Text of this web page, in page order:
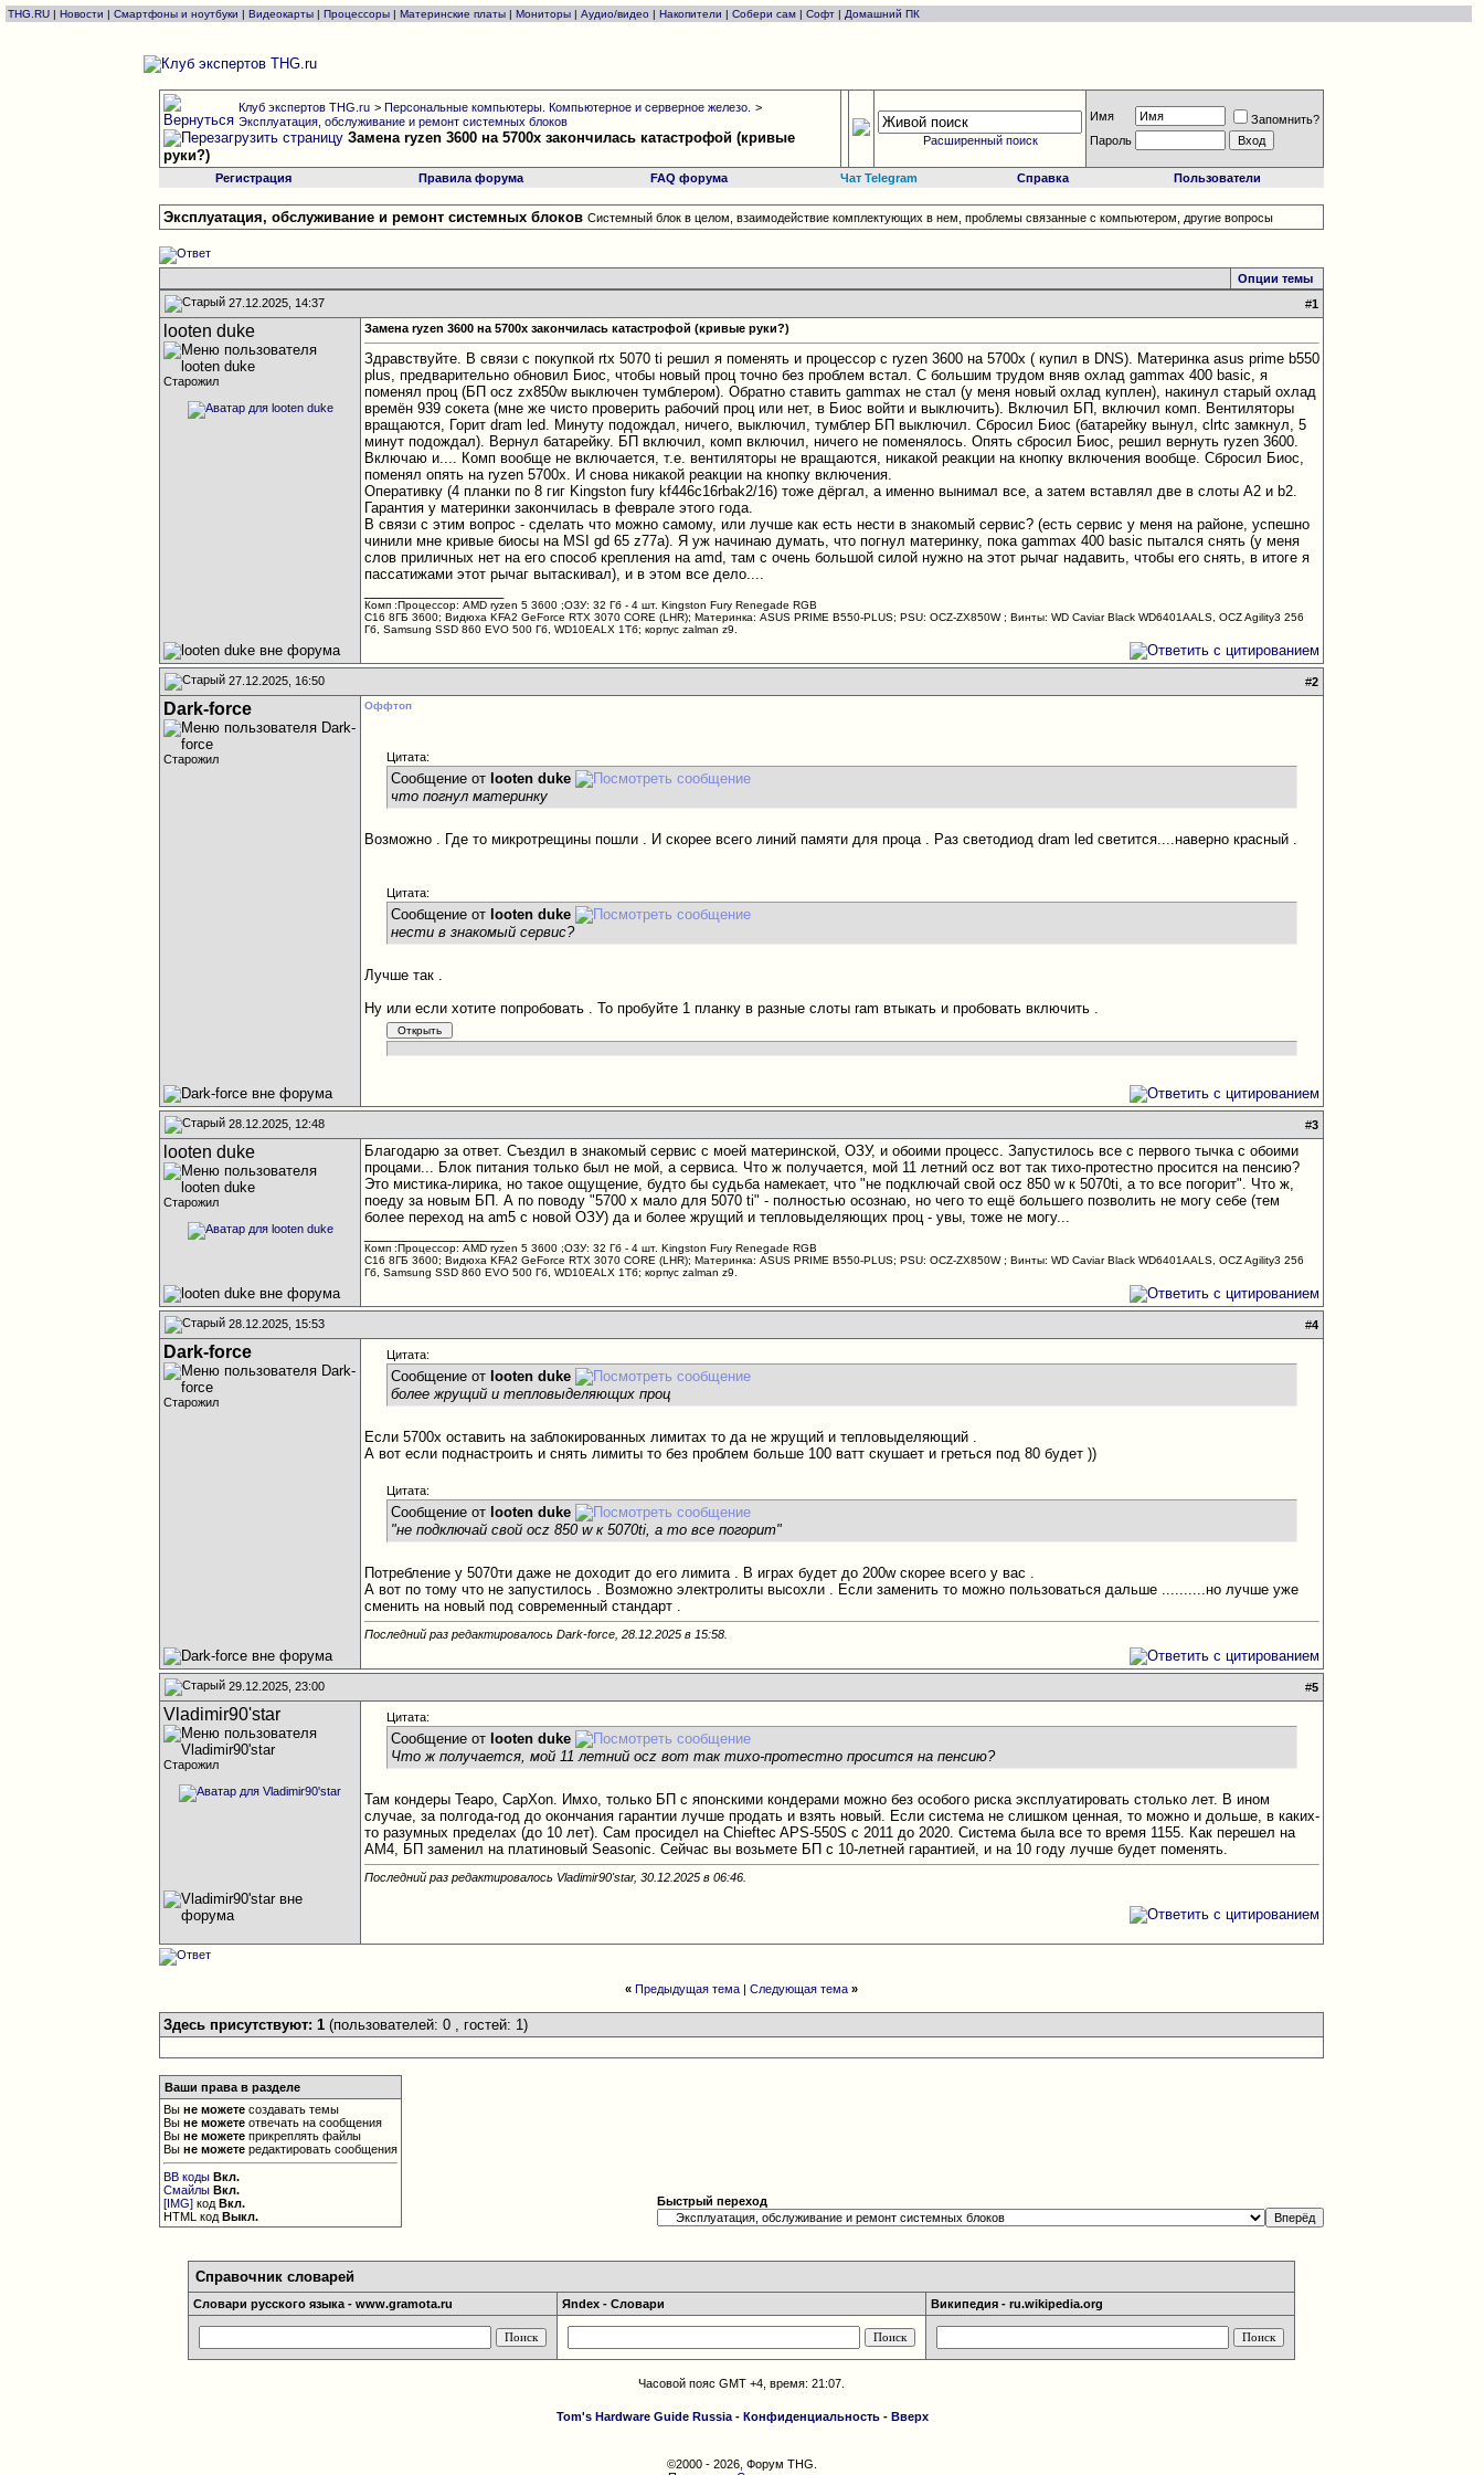
THG.RU | Новости | Смартфоны и ноутбуки | Видеокарты | Процессоры | Материнские платы | Мониторы | Аудио/видео | Накопители | Собери сам | Софт | Домашний ПК
Клуб экспертов THG.ru >Персональные компьютеры. Компьютерное и серверное железо.
>
Эксплуатация, обслуживание и ремонт системных блоков
Замена ryzen 3600 на 5700x закончилась катастрофой (кривые
руки?)
Расширенный поиск
Имя
Запомнить?
Пароль
Регистрация Правила форума FAQ форума Чат Telegram Справка Пользователи
Эксплуатация, обслуживание и ремонт системных блоков Системный блок в целом, взаимодействие комплектующих в нем, проблемы связанные с компьютером, другие вопросы
Опции темы
27.12.2025, 14:37
#1
looten duke
Старожил
Замена ryzen 3600 на 5700x закончилась катастрофой (кривые руки?)
Здравствуйте. В связи с покупкой rtx 5070 ti решил я поменять и процессор с ryzen 3600 на 5700x ( купил в DNS). Материнка asus prime b550
plus, предварительно обновил Биос, чтобы новый проц точно без проблем встал. С большим трудом вняв охлад gammax 400 basic, я
поменял проц (БП ocz zx850w выключен тумблером). Обратно ставить gammax не стал (у меня новый охлад куплен), накинул старый охлад
времён 939 сокета (мне же чисто проверить рабочий проц или нет, в Биос войти и выключить). Включил БП, включил комп. Вентиляторы
вращаются, Горит dram led. Минуту подождал, ничего, выключил, тумблер БП выключил. Сбросил Биос (батарейку вынул, clrtc замкнул, 5
минут подождал). Вернул батарейку. БП включил, комп включил, ничего не поменялось. Опять сбросил Биос, решил вернуть ryzen 3600.
Включаю и.... Комп вообще не включается, т.е. вентиляторы не вращаются, никакой реакции на кнопку включения вообще. Сбросил Биос,
поменял опять на ryzen 5700x. И снова никакой реакции на кнопку включения.
Оперативку (4 планки по 8 гиг Kingston fury kf446c16rbak2/16) тоже дёргал, а именно вынимал все, а затем вставлял две в слоты А2 и b2.
Гарантия у материнки закончилась в феврале этого года.
В связи с этим вопрос - сделать что можно самому, или лучше как есть нести в знакомый сервис? (есть сервис у меня на районе, успешно
чинили мне кривые биосы на MSI gd 65 z77a). Я уж начинаю думать, что погнул материнку, пока gammax 400 basic пытался снять (у меня
слов приличных нет на его способ крепления на amd, там с очень большой силой нужно на этот рычаг надавить, чтобы его снять, в итоге я
пассатижами этот рычаг вытаскивал), и в этом все дело....
Комп :Процессор: AMD ryzen 5 3600 ;ОЗУ: 32 Гб - 4 шт. Kingston Fury Renegade RGB
C16 8ГБ 3600; Видюха KFA2 GeForce RTX 3070 CORE (LHR); Материнка: ASUS PRIME B550-PLUS; PSU: OCZ-ZX850W ; Винты: WD Caviar Black WD6401AALS, OCZ Agility3 256
Гб, Samsung SSD 860 EVO 500 Гб, WD10EALX 1Тб; корпус zalman z9.
27.12.2025, 16:50 #2
Dark-force
Старожил
Оффтоп
Цитата:
Сообщение от looten duke
что погнул материнку
Возможно . Где то микротрещины пошли . И скорее всего линий памяти для проца . Раз светодиод dram led светится....наверно красный .
Цитата:
Сообщение от looten duke
нести в знакомый сервис?
Лучше так .
Ну или если хотите попробовать . То пробуйте 1 планку в разные слоты ram втыкать и пробовать включить .
28.12.2025, 12:48 #3
looten duke
Старожил
Благодарю за ответ. Съездил в знакомый сервис с моей материнской, ОЗУ, и обоими процесс. Запустилось все с первого тычка с обоими
процами... Блок питания только был не мой, а сервиса. Что ж получается, мой 11 летний ocz вот так тихо-протестно просится на пенсию?
Это мистика-лирика, но такое ощущение, будто бы судьба намекает, что "не подключай свой ocz 850 w к 5070ti, а то все погорит". Что ж,
поеду за новым БП. А по поводу "5700 x мало для 5070 ti" - полностью осознаю, но чего то ещё большего позволить не могу себе (тем
более переход на am5 с новой ОЗУ) да и более жрущий и тепловыделяющих проц - увы, тоже не могу...
Комп :Процессор: AMD ryzen 5 3600 ;ОЗУ: 32 Гб - 4 шт. Kingston Fury Renegade RGB
C16 8ГБ 3600; Видюха KFA2 GeForce RTX 3070 CORE (LHR); Материнка: ASUS PRIME B550-PLUS; PSU: OCZ-ZX850W ; Винты: WD Caviar Black WD6401AALS, OCZ Agility3 256
Гб, Samsung SSD 860 EVO 500 Гб, WD10EALX 1Тб; корпус zalman z9.
28.12.2025, 15:53 #4
Dark-force
Старожил
Цитата:
Сообщение от looten duke
более жрущий и тепловыделяющих проц
Если 5700х оставить на заблокированных лимитах то да не жрущий и тепловыделяющий .
А вот если поднастроить и снять лимиты то без проблем больше 100 ватт скушает и греться под 80 будет ))
Цитата:
Сообщение от looten duke
"не подключай свой ocz 850 w к 5070ti, а то все погорит"
Потребление у 5070ти даже не доходит до его лимита . В играх будет до 200w скорее всего у вас .
А вот по тому что не запустилось . Возможно электролиты высохли . Если заменить то можно пользоваться дальше ..........но лучше уже
сменить на новый под современный стандарт .
Последний раз редактировалось Dark-force, 28.12.2025 в 15:58
29.12.2025, 23:00 #5
Vladimir90'star
Старожил
Цитата:
Сообщение от looten duke
Что ж получается, мой 11 летний ocz вот так тихо-протестно просится на пенсию?
Там кондеры Teapo, CapXon. Имхо, только БП с японскими кондерами можно без особого риска эксплуатировать столько лет. В ином
случае, за полгода-год до окончания гарантии лучше продать и взять новый. Если система не слишком ценная, то можно и дольше, в каких-
то разумных пределах (до 10 лет). Сам просидел на Chieftec APS-550S с 2011 до 2020. Система была все то время 1155. Как перешел на
АМ4, БП заменил на платиновый Seasonic. Сейчас вы возьмете БП с 10-летней гарантией, и на 10 году лучше будет поменять.
Последний раз редактировалось Vladimir90'star, 30.12.2025 в06:46
« Предыдущая тема |Следующая тема »
Здесь присутствуют: 1(пользователей: 0 , гостей: 1)
Ваши права в разделе
Выне можете создавать темы
Выне можете отвечать на сообщения
Выне можете прикреплять файлы
Выне можете редактировать сообщения
BB коды Вкл.
Смайлы Вкл.
[IMG] кодВкл.
HTML кодВыкл.
Быстрый переход
Справочник словарей
Словари русского языка - www.gramota.ru Яndex - Словари Википедия - ru.wikipedia.org
Часовой пояс GMT +4, время:21:07
Tom's Hardware Guide Russia- Конфиденциальность- Вверх
©2000 - 2026, Форум THG.